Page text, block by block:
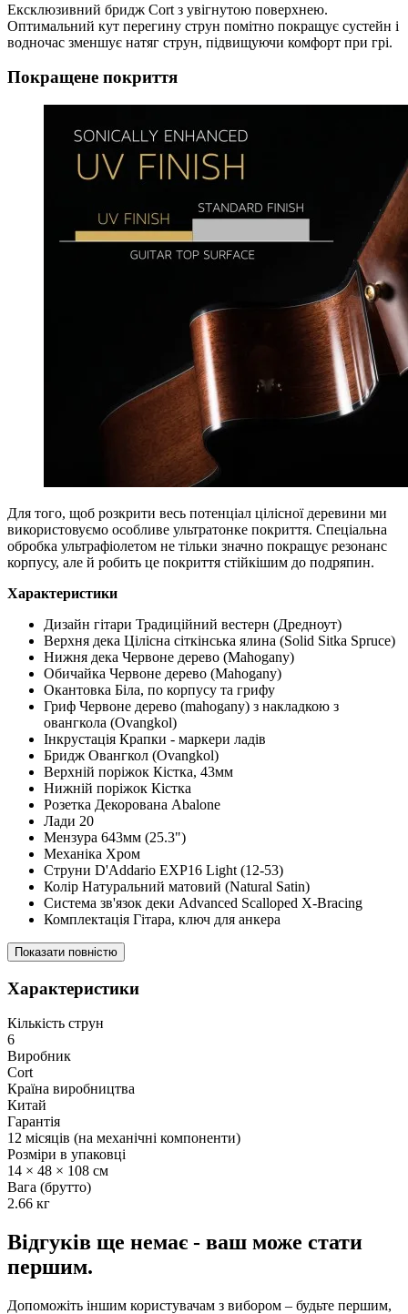
Ексклюзивний бридж Cort з увігнутою поверхнею.
Оптимальний кут перегину струн помітно покращує сустейн і
водночас зменшує натяг струн, підвищуючи комфорт при грі.
Покращене покриття
Для того, щоб розкрити весь потенціал цілісної деревини ми
використовуємо особливе ультратонке покриття. Спеціальна
обробка ультрафіолетом не тільки значно покращує резонанс
корпусу, але й робить це покриття стійкішим до подряпин.
Характеристики
Дизайн гітари Традиційний вестерн (Дредноут)
Верхня дека Цілісна сіткінська ялина (Solid Sitka Spruce)
Нижня дека Червоне дерево (Mahogany)
Обичайка Червоне дерево (Mahogany)
Окантовка Біла, по корпусу та грифу
Гриф Червоне дерево (mahogany) з накладкою з
овангкола (Ovangkol)
Інкрустація Крапки - маркери ладів
Бридж Овангкол (Ovangkol)
Верхній поріжок Кістка, 43мм
Нижній поріжок Кістка
Розетка Декорована Abalone
Лади 20
Мензура 643мм (25.3")
Механіка Хром
Струни D'Addario EXP16 Light (12-53)
Колір Натуральний матовий (Natural Satin)
Система зв'язок деки Advanced Scalloped X-Bracing
Комплектація Гітара, ключ для анкера
Показати повністю
Характеристики
Кількість струн
6
Виробник
Cort
Країна виробництва
Китай
Гарантія
12 місяців (на механічні компоненти)
Розміри в упаковці
14 × 48 × 108 см
Вага (брутто)
2.66 кг
Відгуків ще немає - ваш може стати
першим.
Допоможіть іншим користувачам з вибором – будьте першим,